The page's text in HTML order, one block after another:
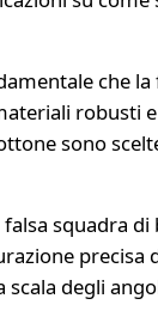
che la
robusti
sono
falsa squadra
precisa
scala degli